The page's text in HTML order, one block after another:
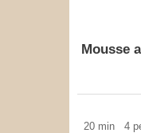
Mousse
20 min 4